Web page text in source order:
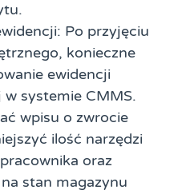
Po przyjęciu
konieczne
ewidencji
systemie CMMS.
wpisu o zwrocie
ilość narzędzi
oraz
stan magazynu